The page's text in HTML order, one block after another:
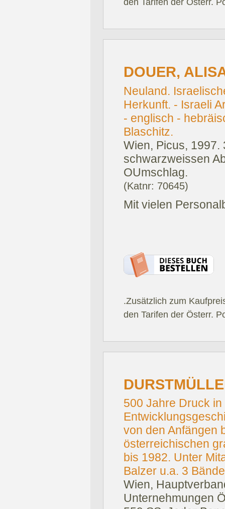
DOUER,
Neuland.
Herkunft. - Israeli
- englisch -
Blaschitz.
Wien, Picus, 1997.
schwarzweissen
OUmschlag.
(Katnr: 70645)
Mit vielen
.Zusätzlich zum
den Tarifen der Österr.
500 Jahre Druck
von den Anfängen
österreichischen
bis 1982. Unter
Balzer u.a. 3
Wien,
Unternehmungen